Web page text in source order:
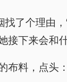
找了个理由
接下来会和
布料，点头